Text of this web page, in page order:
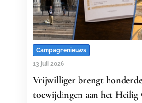
Campagnenieuws
13 juli 2026
Vrijwilliger brengt
toewijdingen aan het Heilig